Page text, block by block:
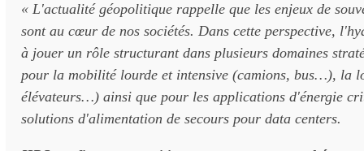
« L'actualité géopolitique rappelle que les enjeux de
sont au cœur de nos sociétés. Dans cette perspective,
à jouer un rôle structurant dans plusieurs domaines
pour la mobilité lourde et intensive (camions, bus…), la
élévateurs…) ainsi que pour les applications d'énergie
solutions d'alimentation de secours pour data centers.